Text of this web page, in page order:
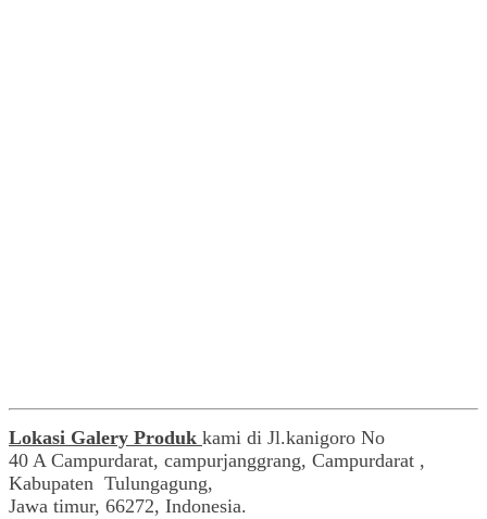
Lokasi Galery Produk kami di Jl.kanigoro No
40 A Campurdarat, campurjanggrang, Campurdarat ,
Kabupaten Tulungagung,
Jawa timur, 66272, Indonesia.